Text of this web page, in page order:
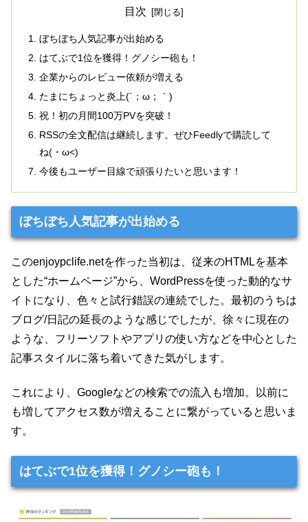
目次
ぼちぼち人気記事が出始める
はてぶで1位を獲得！グノシー砲も！
企業からのレビュー依頼が増える
たまにちょっと炎上(´；ω；｀)
祝！初の月間100万PVを突破！
RSSの全文配信は継続します。ぜひFeedlyで購読して
ね(・ω<)
今後もユーザー目線で頑張りたいと思います！
ぼちぼち人気記事が出始める
このenjoypclife.netを作った当初は、従来のHTMLを基本
とした“ホームページ”から、WordPressを使った動的なサ
イトになり、色々と試行錯誤の連続でした。最初のうちは
ブログ/日記の延長のような感じでしたが、徐々に現在の
ような、フリーソフトやアプリの使い方などを中心とした
記事スタイルに落ち着いてきた気がします。
これにより、Googleなどの検索での流入も増加。以前に
も増してアクセス数が増えることに繋がっていると思いま
す。
はてぶで1位を獲得！グノシー砲も！